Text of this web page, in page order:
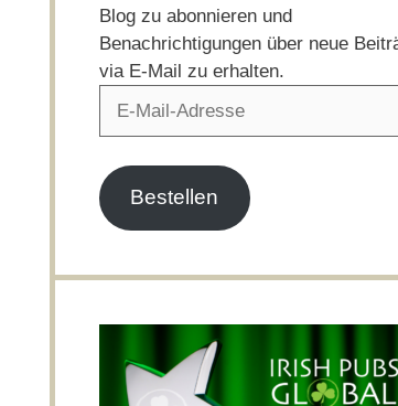
Blog zu abonnieren und
Benachrichtigungen über neue
via E-Mail zu erhalten.
Bestellen